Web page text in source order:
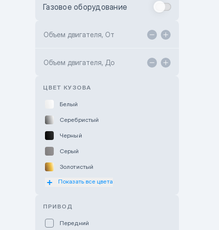
Toyota Kokshetau
Hyundai ShymCity
Газовое оборудование
Объем двигателя, От
Объем двигателя, До
ЦВЕТ КУЗОВА
Белый
Серебристый
Черный
Серый
Золотистый
Оранжевый
Показать все цвета
ПРИВОД
Передний